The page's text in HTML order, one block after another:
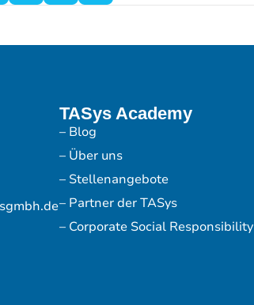
TASys Academy
– Blog
– Über uns
– Stellenangebote
– Partner der TASys
– Corporate Social Responsibility